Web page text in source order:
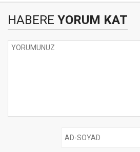
HABERE YORUM KAT